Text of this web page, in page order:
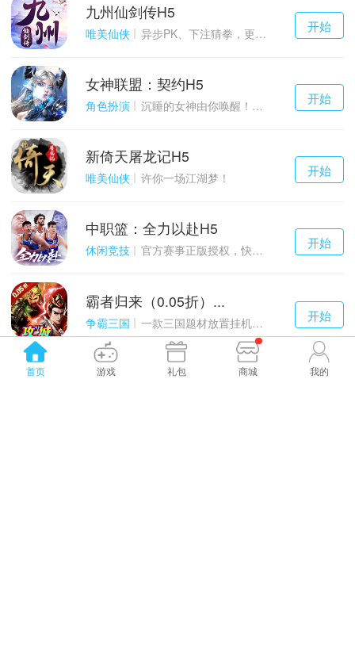
千百度h5
游戏
开始
九州仙剑传H5
唯美仙侠 异步PK、下注猜拳，更多玩点等你来体验！
千百度h5
游戏
开始
女神联盟：契约H5
角色扮演 沉睡的女神由你唤醒！点燃战火！
千百度h5
游戏
开始
新倚天屠龙记H5
唯美仙侠 许你一场江湖梦！
千百度h5
游戏
开始
中职篮：全力以赴H5
休闲竞技 官方赛事正版授权，快来打造属于自己的传奇吧~
千百度h5
游戏
开始
霸者归来（0.05折）...
争霸三国 一款三国题材放置挂机与战争策略结合的游戏
千百度h5
维京传奇H5
首页 游戏 礼包 商城 我的